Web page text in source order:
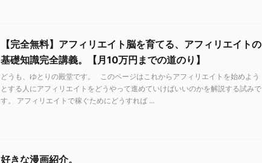
【完全無料】アフィリエイト脳を育てる、アフィリエイトの
基礎知識完全講義。【月10万円までの道のり】
どうも、ゆとりの殿堂です。 このページはこれからアフィリエイトを始めよう
とする人にアフィリエイトをどうやって進めていけばいいのかを解説する試みで
す。 アフィリエイトで稼ぐためにどうすれば ...
好きな漫画紹介。